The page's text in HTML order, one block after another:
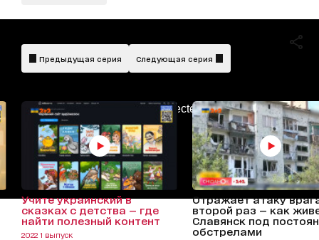
AdBlockDetected!
Предыдущая серия Следующая серия
Учите украинский в
сказках с детства — где
найти полезный контент
2022 1 выпуск
Отражает атаку
второй раз — как
Славянск под
обстрелами